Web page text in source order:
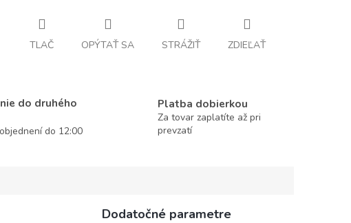
TLAČ OPÝTAŤ SA STRÁŽIŤ ZDIEĽAŤ
do druhého
do 12:00
Platba dobierkou
Za tovar zaplatíte až pri
prevzatí
Dodatočné parametre